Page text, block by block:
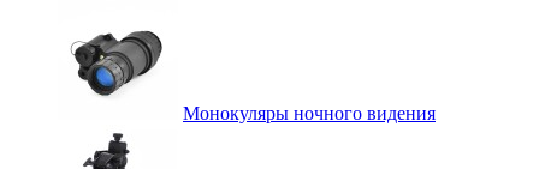
Монокуляры ночного видения